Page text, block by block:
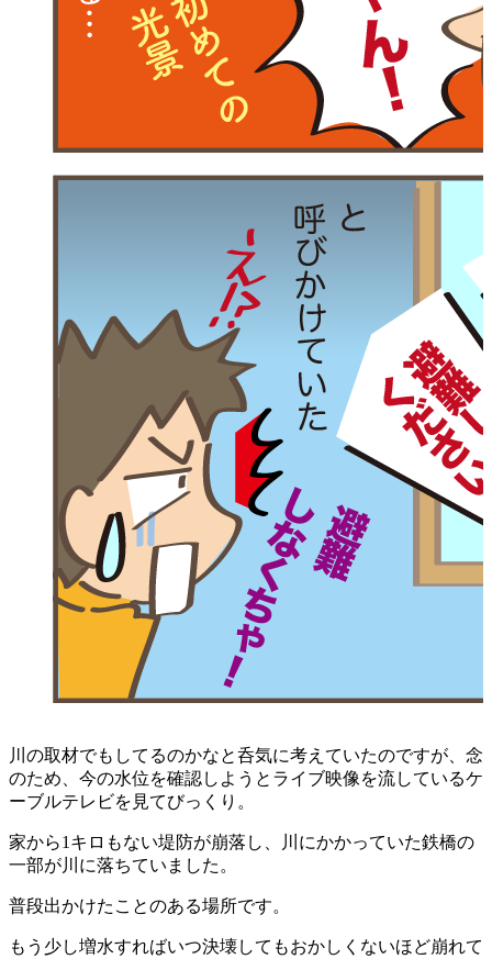
川の取材でもしてるのかなと呑気に考えていたのですが、 念
のため、今の水位を確認しようとライブ映像を流しているケ
ーブルテレビを見てびっくり。
家から1キロもない堤防が崩落し、川にかかっていた鉄橋の
一部が川に落ちていました。
普段出かけたことのある場所です。
もう少し増水すればいつ決壊してもおかしくないほど崩れて